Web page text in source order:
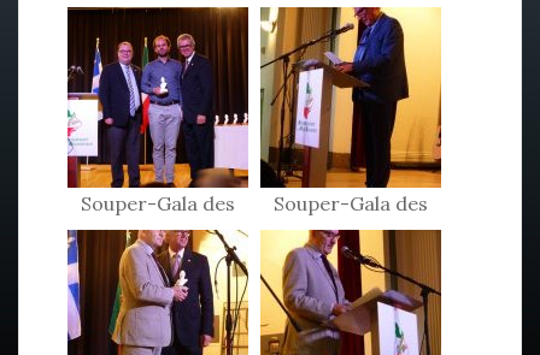
Patriotes 2017
Patriotes 2017
Souper-Gala des
Patriotes 2017
Souper-Gala des
Patriotes 2017